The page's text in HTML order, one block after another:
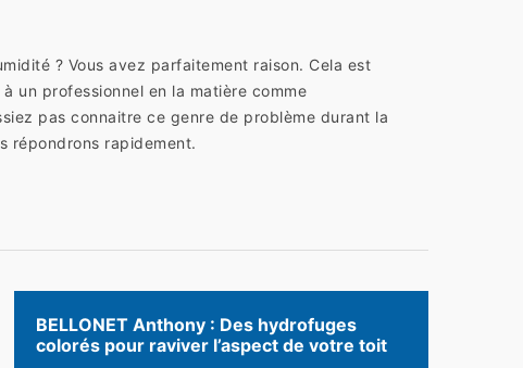
? Vous avez parfaitement raison. Cela est
un professionnel en la matière comme
pas connaitre ce genre de problème durant la
répondrons rapidement.
BELLONET Anthony : Des hydrofuges
colorés pour raviver l’aspect de votre toit